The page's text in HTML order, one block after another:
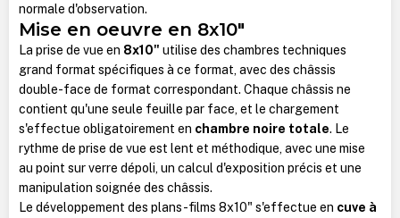
normale d'observation.
Mise en oeuvre en 8x10"
La prise de vue en 8x10" utilise des chambres techniques
grand format spécifiques à ce format, avec des châssis
double-face de format correspondant. Chaque châssis ne
contient qu'une seule feuille par face, et le chargement
s'effectue obligatoirement en chambre noire totale. Le
rythme de prise de vue est lent et méthodique, avec une mise
au point sur verre dépoli, un calcul d'exposition précis et une
manipulation soignée des châssis.
Le développement des plans-films 8x10" s'effectue en cuve à